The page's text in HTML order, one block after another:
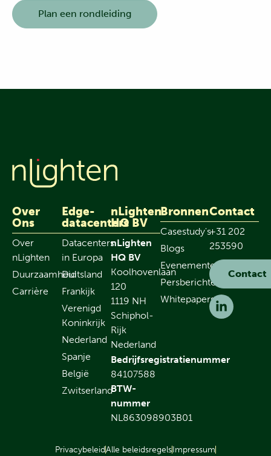
Plan een rondleiding
Over
Ons
Over
nLighten
Duurzaamheid
Carrière
Edge-
datacenters
Datacenters
in Europa
Duitsland
Frankijk
Verenigd
Koninkrijk
Nederland
Spanje
België
Zwitserland
nLighten
HQ BV
nLighten
HQ BV
Koolhovenlaan
120
1119 NH
Schiphol-
Rijk
Nederland
Bedrijfsregistratienummer
84107588
BTW-
nummer
NL863098903B01
Bronnen
Casestudy's
Blogs
Evenementen
Persberichten
Whitepapers
Contact
+31 202
253590
Contact
PrivacybeleidAlle beleidsregelsImpressum